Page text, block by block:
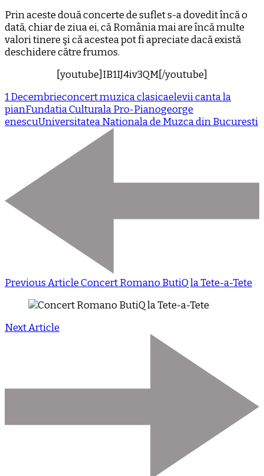
Prin aceste două concerte de suflet s-a dovedit încă o
dată, chiar de ziua ei, că România mai are încă multe
valori tinere şi că acestea pot fi apreciate dacă există
deschidere către frumos.
[youtube]IB1IJ4iv3QM[/youtube]
1 Decembrieconcert muzica clasicaelevii canta la
pianFundatia Culturala Pro-Pianogeorge
enescuUniversitatea Nationala de Muzca din Bucuresti
Previous ArticleConcert Romano ButiQ la Tete-a-Tete
Next Article